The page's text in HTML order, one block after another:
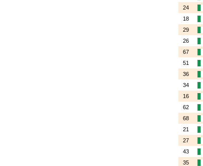
24
18
29
26
67
51
36
34
16
62
68
21
27
43
35